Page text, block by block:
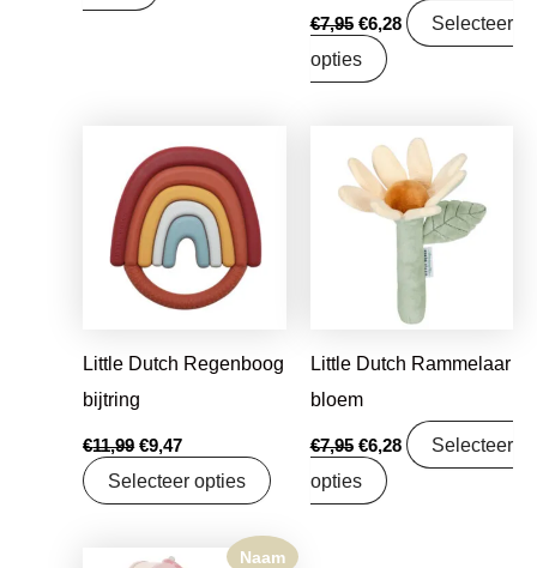
€7,95 €6,28
Selecteer
opties
Little Dutch Regenboog
bijtring
€11,99
prijs
was:
€11,99.
€9,47
prijs
is:
€9,47.
Selecteer opties
Little Dutch Rammelaar
bloem
€7,95
Oorspronkelijke
prijs
was:
€7,95.
€6,28
Huidige
prijs
is:
€6,28.
Selecteer
opties
Naam